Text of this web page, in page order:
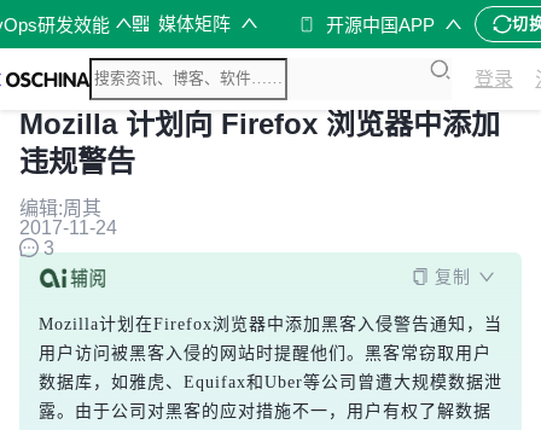
研发效能 媒体矩阵 开源中国APP 切
登录
Mozilla 计划向 Firefox 浏览器中添加
违规警告
编辑:周其
2017-11-24
3
复制
Mozilla计划在Firefox浏览器中添加黑客入侵警告通知，当
用户访问被黑客入侵的网站时提醒他们。黑客常窃取用户
数据库，如雅虎、Equifax和Uber等公司曾遭大规模数据泄
露。由于公司对黑客的应对措施不一，用户有权了解数据